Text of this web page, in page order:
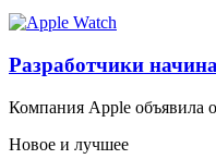
Разработчики
Компания Apple объявила
Новое и лучшее